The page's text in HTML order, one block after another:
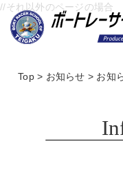
//それ以外のページの場合
Top> お知らせ > お知